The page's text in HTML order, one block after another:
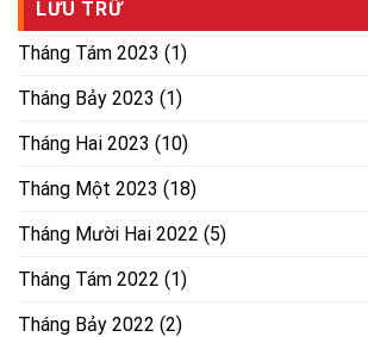
LƯU TRỮ
Tháng Tám 2023 (1)
Tháng Bảy 2023 (1)
Tháng Hai 2023 (10)
Tháng Một 2023 (18)
Tháng Mười Hai 2022 (5)
Tháng Tám 2022 (1)
Tháng Bảy 2022 (2)